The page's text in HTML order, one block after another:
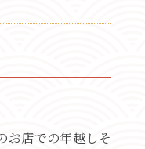
お店での年越しそ